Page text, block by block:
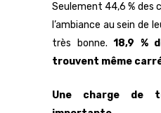
Seulement 44,6 %
l’ambiance au sein de
très bonne. 18,9 %
trouvent même
Une charge de